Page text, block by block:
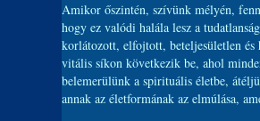
Amikor őszintén, szívünk mélyén,
hogy ez valódi halála lesz a
korlátozott, elfojtott, beteljesületlen
vitális síkon következik be, ahol
belemerülünk a spirituális életbe,
annak az életformának az elmúlása,